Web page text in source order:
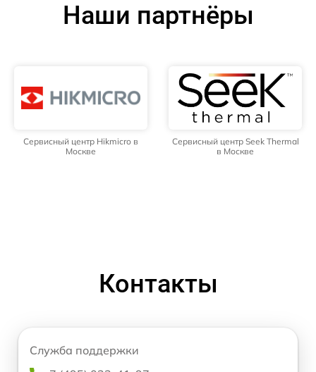
Наши партнёры
Сервисный центр Hikmicro в
Москве
Сервисный центр Seek Thermal
в Москве
Контакты
Служба поддержки